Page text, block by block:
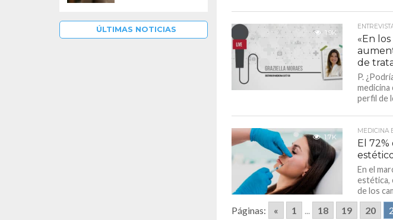
1.9K
«En
de
P.
medicina
perfil de
1.7K
MEDICINA
El
En el
estética,
de los
Páginas: « 1 ... 18 19 20
ÚLTIMAS NOTICIAS